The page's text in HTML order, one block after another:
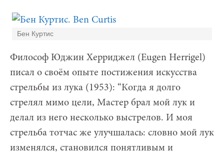
Бен Куртис
Философ Юджин Херриджел (Eugen Herrigel)
писал о своём опыте постижения искусства
стрельбы из лука (1953): “Когда я долго
стрелял мимо цели, Мастер брал мой лук и
делал из него несколько выстрелов. И моя
стрельба тотчас же улучшалась: словно мой лук
изменялся, становился понятливым и